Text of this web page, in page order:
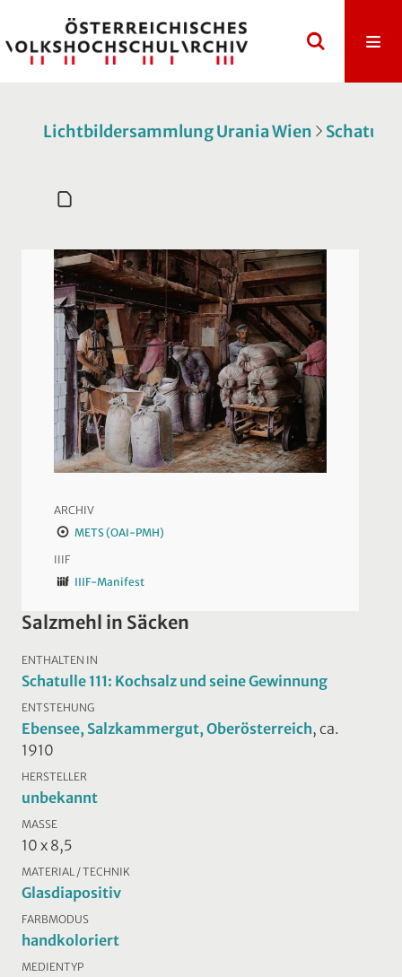
Lichtbildersammlung Urania Wien Schatulle
ARCHIV
METS (OAI-PMH)
IIIF
IIIF-Manifest
Salzmehl in Säcken
ENTHALTEN IN
Schatulle 111: Kochsalz und seine Gewinnung
ENTSTEHUNG
Ebensee, Salzkammergut, Oberösterreich, ca.
1910
HERSTELLER
unbekannt
MASSE
10 x 8,5
MATERIAL / TECHNIK
Glasdiapositiv
FARBMODUS
handkoloriert
MEDIENTYP